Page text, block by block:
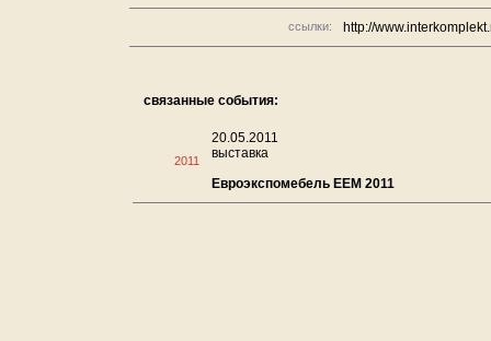
ссылки: http://
связанные события:
2011
20.05.2011
выставка
Евроэкспомебель ЕЕМ 2011